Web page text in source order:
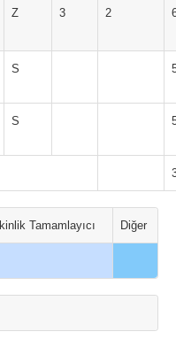
Z 3 2
S
S
Tamamlayıcı Diğer